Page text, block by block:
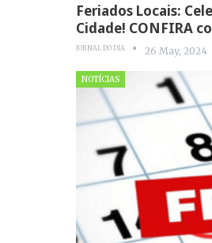
Feriados Locais:
Cidade! CONFIRA
JORNAL DO DIA 26 May, 2024
NOTÍCIAS